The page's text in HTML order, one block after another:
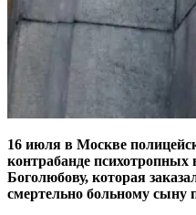
16 июля в Москве
контрабанде
Боголюбову, которая
смертельно больному сыну